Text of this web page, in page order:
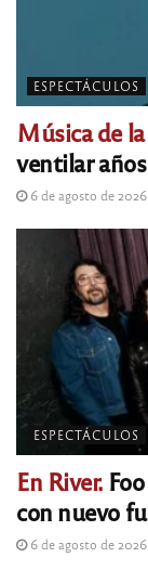
ESPECTÁCULOS
Música de
ventilar
6 de agosto de 2026
ESPECTÁCULOS
En River.
con nuevo
6 de agosto de 2026